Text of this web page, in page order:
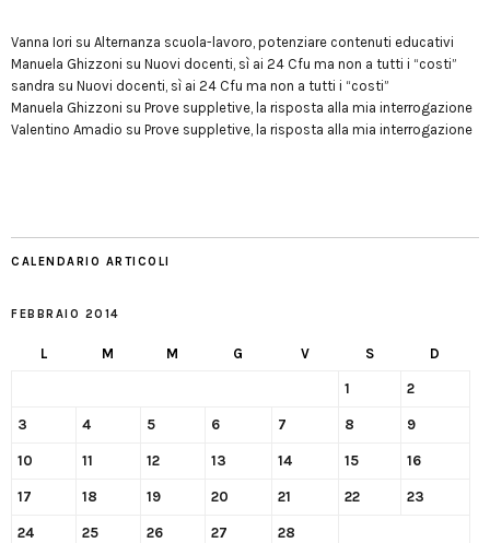
Vanna Iori su Alternanza scuola-lavoro, potenziare contenuti educativi
Manuela Ghizzoni su Nuovi docenti, sì ai 24 Cfu ma non a tutti i “costi”
sandra su Nuovi docenti, sì ai 24 Cfu ma non a tutti i “costi”
Manuela Ghizzoni su Prove suppletive, la risposta alla mia interrogazione
Valentino Amadio su Prove suppletive, la risposta alla mia interrogazione
CALENDARIO ARTICOLI
FEBBRAIO 2014
L M M G V S D
1 2
3 4 5 6 7 8 9
10 11 12 13 14 15 16
17 18 19 20 21 22 23
24 25 26 27 28